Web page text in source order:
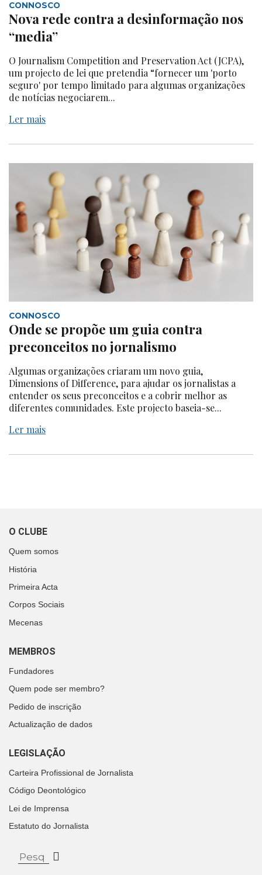
CONNOSCO
Nova rede contra a desinformação nos
“media”
O Journalism Competition and Preservation Act (JCPA),
um projecto de lei que pretendia “fornecer um 'porto
seguro' por tempo limitado para algumas organizações
de notícias negociarem...
Ler mais
CONNOSCO
Onde se propõe um guia contra
preconceitos no jornalismo
Algumas organizações criaram um novo guia,
Dimensions of Difference, para ajudar os jornalistas a
entender os seus preconceitos e a cobrir melhor as
diferentes comunidades. Este projecto baseia-se...
Ler mais
O CLUBE
Quem somos
História
Primeira Acta
Corpos Sociais
Mecenas
MEMBROS
Fundadores
Quem pode ser membro?
Pedido de inscrição
Actualização de dados
LEGISLAÇÃO
Carteira Profissional de Jornalista
Código Deontológico
Lei de Imprensa
Estatuto do Jornalista